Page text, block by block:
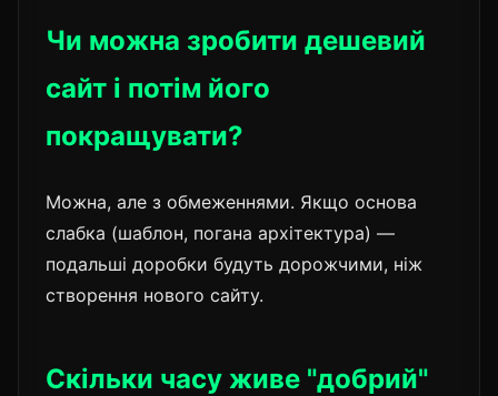
Чи можна зробити дешевий
сайт і потім його
покращувати?
Можна, але з обмеженнями. Якщо основа
слабка (шаблон, погана архітектура) —
подальші доробки будуть дорожчими, ніж
створення нового сайту.
Скільки часу живе "добрий"